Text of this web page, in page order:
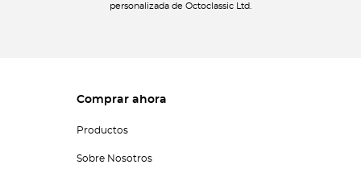
personalizada de Octoclassic Ltd.
Comprar ahora
Productos
Sobre Nosotros